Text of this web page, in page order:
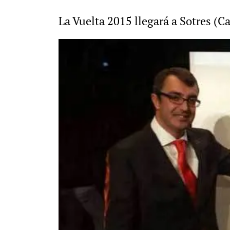
La Vuelta 2015 llegará a Sotres